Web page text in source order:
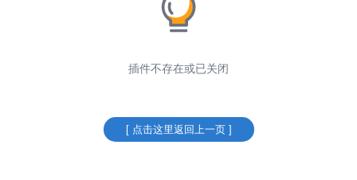
插件不存在或已关闭
[ 点击这里返回上一页 ]